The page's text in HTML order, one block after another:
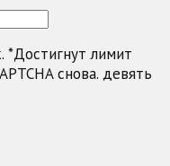
*Достигнут лимит
снова. девять